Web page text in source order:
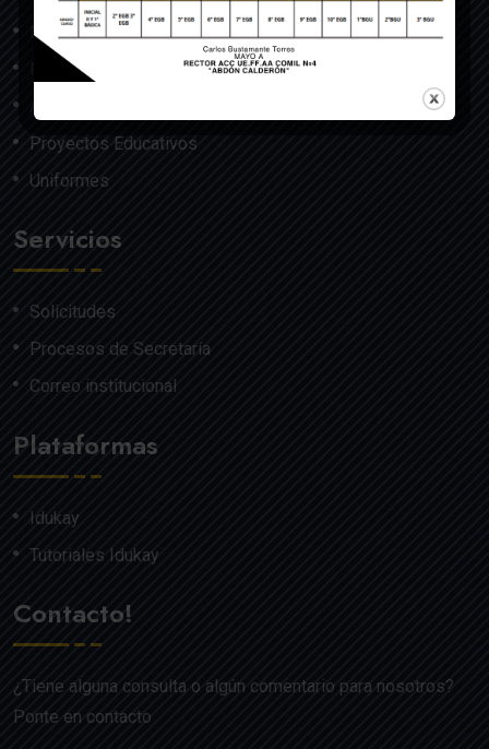
Nosotros
Misión y Visión
Proyectos Educativos
Uniformes
Servicios
Solicitudes
Procesos de Secretaría
Correo institucional
Plataformas
Idukay
Tutoriales Idukay
Contacto!
¿Tiene alguna consulta o algún comentario para nosotros?
Ponte en contacto